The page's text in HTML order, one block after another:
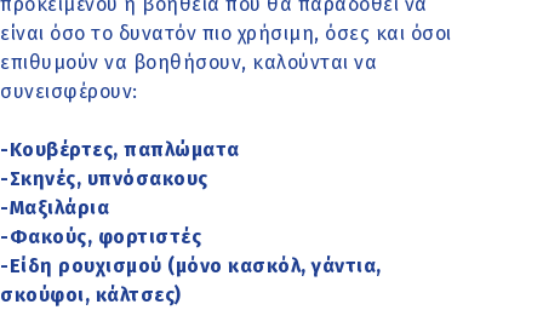
είναι όσο το δυνατόν πιο χρήσιμη, όσες και όσοι
επιθυμούν να βοηθήσουν, καλούνται να
συνεισφέρουν:
-Κουβέρτες, παπλώματα
-Σκηνές, υπνόσακους
-Μαξιλάρια
-Φακούς, φορτιστές
-Είδη ρουχισμού (μόνο κασκόλ, γάντια,
σκούφοι, κάλτσες)